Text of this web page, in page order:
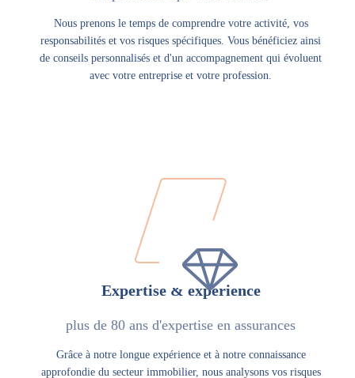
Nous prenons le temps de comprendre votre activité, vos
responsabilités et vos risques spécifiques. Vous bénéficiez ainsi
de conseils personnalisés et d'un accompagnement qui évoluent
avec votre entreprise et votre profession.
Expertise & expérience
plus de 80 ans d'expertise en assurances
Grâce à notre longue expérience et à notre connaissance
approfondie du secteur immobilier, nous analysons vos risques